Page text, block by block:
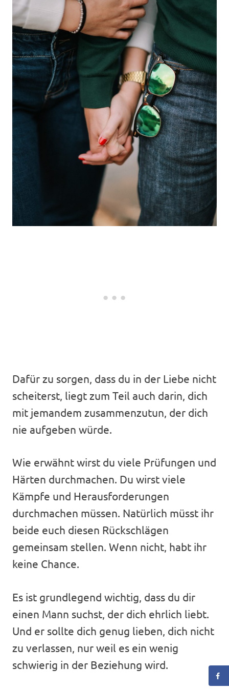
Dafür zu sorgen, dass du in der Liebe nicht
scheiterst, liegt zum Teil auch darin, dich
mit jemandem zusammenzutun, der dich
nie aufgeben würde.
Wie erwähnt wirst du viele Prüfungen und
Härten durchmachen. Du wirst viele
Kämpfe und Herausforderungen
durchmachen müssen. Natürlich müsst ihr
beide euch diesen Rückschlägen
gemeinsam stellen. Wenn nicht, habt ihr
keine Chance.
Es ist grundlegend wichtig, dass du dir
einen Mann suchst, der dich ehrlich liebt.
Und er sollte dich genug lieben, dich nicht
zu verlassen, nur weil es ein wenig
schwierig in der Beziehung wird.